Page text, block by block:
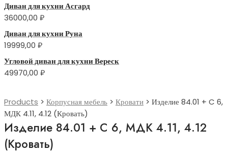
Диван для кухни Асгард
36000,00 ₽
Диван для кухни Руна
19999,00 ₽
Угловой диван для кухни Вереск
49970,00 ₽
Products > Корпусная мебель > Кровати > Изделие 84.01 + C 6,
МДК 4.11, 4.12 (Кровать)
Изделие 84.01 + C 6, МДК 4.11, 4.12
(Кровать)